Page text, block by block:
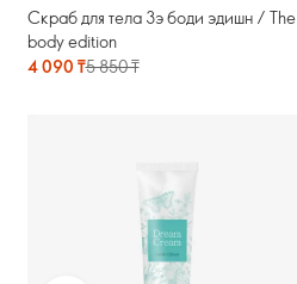
Скраб для тела Зэ боди эдишн / The
body edition
4 090 ₸5 850 ₸